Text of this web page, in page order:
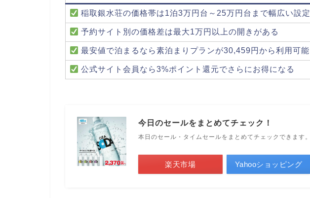
稲取銀水荘の価格帯は1泊3万円台～25万円台まで幅広い設定
予約サイト別の価格差は最大1万円以上の開きがある
最安値で泊まるなら素泊まりプランが30,459円から利用可能
公式サイト会員なら3%ポイント還元でさらにお得になる
今日のセールをまとめてチェック！
本日のセール・タイムセールをまとめてチェックできます。
楽天市場 Yahooショッピング